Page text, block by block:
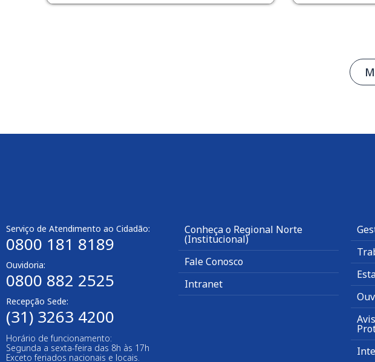
Serviço de Atendimento ao Cidadão:
0800 181 8189
Ouvidoria:
0800 882 2525
Recepção Sede:
(31) 3263 4200
Horário de funcionamento:
Segunda a sexta-feira das 8h às 17h
Exceto feriados nacionais e locais.
Conheça o Regional Norte
(Institucional)
Fale Conosco
Intranet